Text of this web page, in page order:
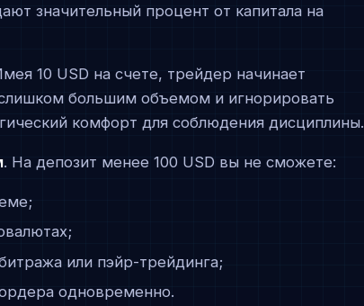
значительный процент от капитала на
10 USD на счете, трейдер начинает
большим объемом и игнорировать
комфорт для соблюдения дисциплины.
. На депозит менее 100 USD вы не сможете:
или пэйр-трейдинга;
одновременно.